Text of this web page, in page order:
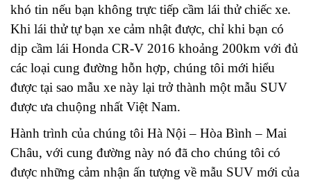
khó tin nếu bạn không trực tiếp cầm lái thử chiếc xe.
Khi lái thử tự bạn xe cảm nhật được, chỉ khi bạn có
dịp cầm lái Honda CR-V 2016 khoảng 200km với đủ
các loại cung đường hỗn hợp, chúng tôi mới hiểu
được tại sao mẫu xe này lại trở thành một mẫu SUV
được ưa chuộng nhất Việt Nam.
Hành trình của chúng tôi Hà Nội – Hòa Bình – Mai
Châu, với cung đường này nó đã cho chúng tôi có
được những cảm nhận ấn tượng về mẫu SUV mới của